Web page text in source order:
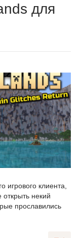
для
игрового клиента,
некий
прославились